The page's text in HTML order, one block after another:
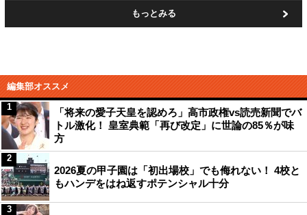
もっとみる
編集部オススメ
「将来の愛子天皇を認めろ」高市政権vs読売新聞でバ
トル激化！ 皇室典範「再び改定」に世論の85％が味
方
1
2026夏の甲子園は「初出場校」でも侮れない！ 4校と
もハンデをはね返すポテンシャル十分
2
3